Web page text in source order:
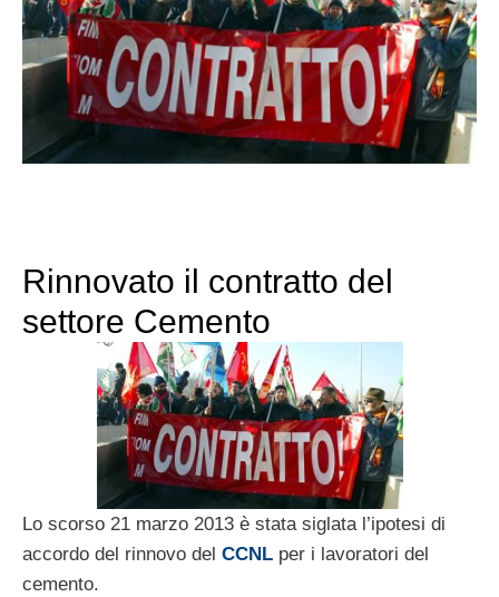
Rinnovato il contratto del
settore Cemento
Lo scorso 21 marzo 2013 è stata siglata l’ipotesi di
accordo del rinnovo del CCNL per i lavoratori del
cemento.